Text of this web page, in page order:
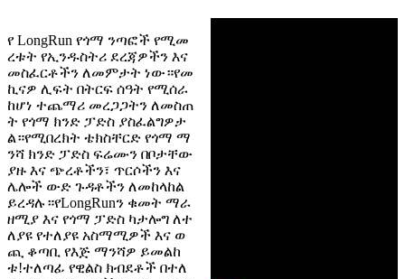
የ LongRun የጎማ ንጣፎች የሚመ
ረቱት የኢንዱስትሪ ደረጃዎችን እና
መስፈርቶችን ለመምታት ነው።የመ
ኪናዎ ሊፍት በትርፍ ሰዓት የሚሰራ
ከሆነ ተጨማሪ መረጋጋትን ለመስጠ
ት የጎማ ክንድ ፓድስ ያስፈልግዎታ
ል።የሚበረክት ቴክስቸርድ የጎማ ማ
ንሻ ክንድ ፓድስ ፍሬሙን በቦታቸው
ያዙ እና ጭረቶችን፣ ጥርሶችን እና
ሌሎች ውድ ጉዳቶችን ለመከላከል
ይረዳሉ።የLongRunን ቁመት ማራ
ዘሚያ እና የጎማ ፓድስ ካታሎግ ለተ
ለያዩ የተለያዩ አስማሚዎች እና ወ
ጪ ቆጣቢ የእጅ ማንሻዎ ይመልከ
ቱ!ተለጣፊ የዊልስ ክብደቶች በተለ